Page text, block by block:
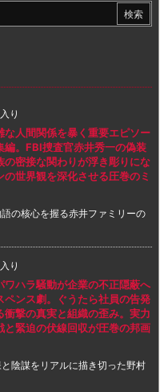
り
な人間関係を暴く重要エピソー
編。FBI捜査官赤井秀一の偽装
の密接な関わりが浮き彫りにな
世界観を深化させる圧巻のミ
の核心を握る赤井ファミリーの
り
ワハラ騒動が企業の不正隠蔽へ
ペンス劇。ぐうたら社員の告発
衝撃の真実と組織の歪み。実力
と緊迫の伏線回収が圧巻の邦画
陰謀をリアルに描き切った野村